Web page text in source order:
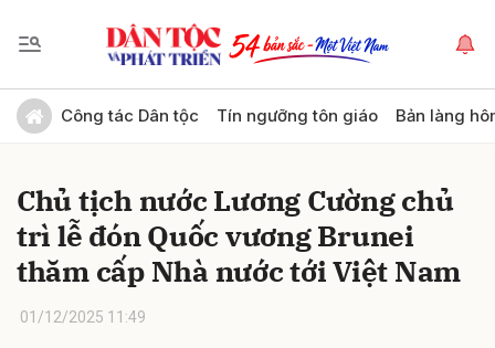
Công tác Dân tộc Tín ngưỡng tôn giáo Bản làng
Chủ tịch nước Lương Cường chủ
trì lễ đón Quốc vương Brunei
thăm cấp Nhà nước tới Việt Nam
01/12/2025 11:49
Gửi bình luận